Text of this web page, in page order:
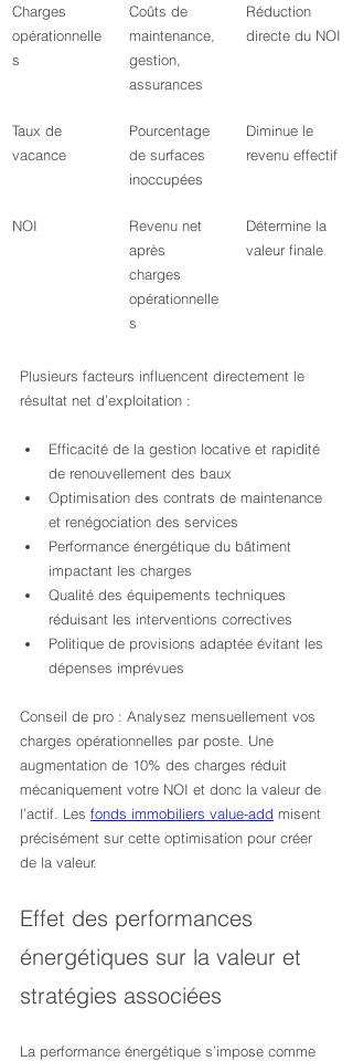
Charges
opérationnelle
s
Coûts de
maintenance,
gestion,
assurances
Réduction
directe du NOI
Taux de
vacance
Pourcentage
de surfaces
inoccupées
Diminue le
revenu effectif
NOI
Revenu net
après
charges
opérationnelle
s
Détermine la
valeur finale
Plusieurs facteurs influencent directement le
résultat net d’exploitation :
Efficacité de la gestion locative et rapidité
de renouvellement des baux
Optimisation des contrats de maintenance
et renégociation des services
Performance énergétique du bâtiment
impactant les charges
Qualité des équipements techniques
réduisant les interventions correctives
Politique de provisions adaptée évitant les
dépenses imprévues
Conseil de pro : Analysez mensuellement vos
charges opérationnelles par poste. Une
augmentation de 10% des charges réduit
mécaniquement votre NOI et donc la valeur de
l’actif. Les fonds immobiliers value-add misent
précisément sur cette optimisation pour créer
de la valeur.
Effet des performances
énergétiques sur la valeur et
stratégies associées
La performance énergétique s’impose comme